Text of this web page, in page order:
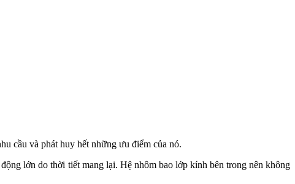
cầu và phát huy hết những ưu điểm của nó.
lớn do thời tiết mang lại. Hệ nhôm bao lớp kính bên trong nên không